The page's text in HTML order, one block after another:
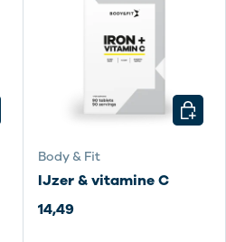
MOGELIJKHEDEN
Body & Fit
IJzer & vitamine C
14,49
KIES